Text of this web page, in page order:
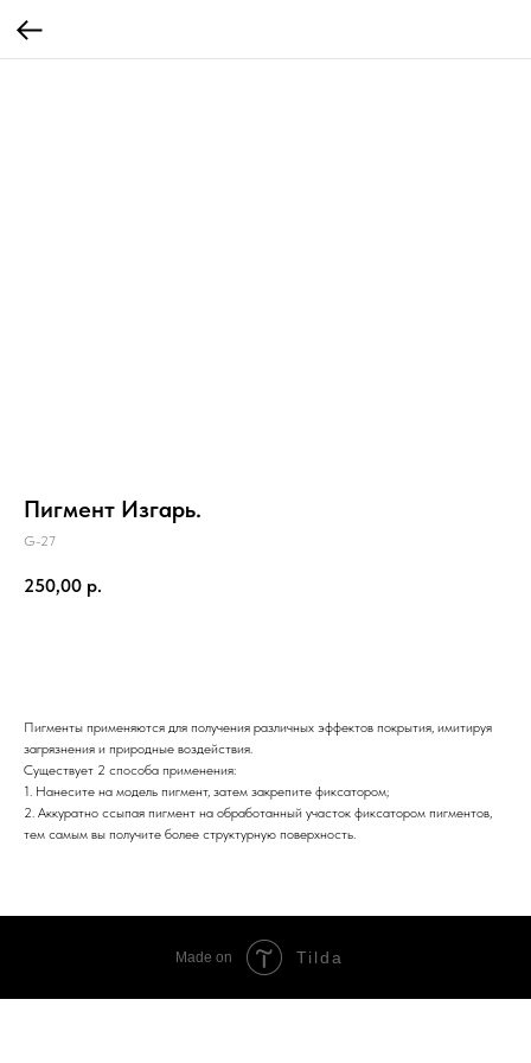
Пигмент Изгарь.
G-27
250,00 р.
Пигменты применяются для получения различных эффектов покрытия, имитируя
загрязнения и природные воздействия.
Существует 2 способа применения:
1. Нанесите на модель пигмент, затем закрепите фиксатором;
2. Аккуратно ссыпая пигмент на обработанный участок фиксатором пигментов,
тем самым вы получите более структурную поверхность.
Made on Tilda